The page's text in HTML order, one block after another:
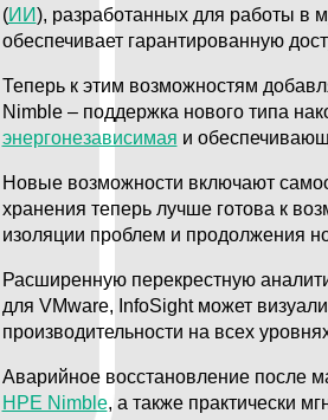
(ИИ), разработанных для работы в
обеспечивает гарантированную
Теперь к этим возможностям
Nimble – поддержка нового типа
энергонезависимая и
Новые возможности включают
хранения теперь лучше готова к
изоляции проблем и продолжения
Расширенную перекрестную
для VMware, InfoSight может
производительности на всех
Аварийное восстановление после
HPE Nimble, а также практически